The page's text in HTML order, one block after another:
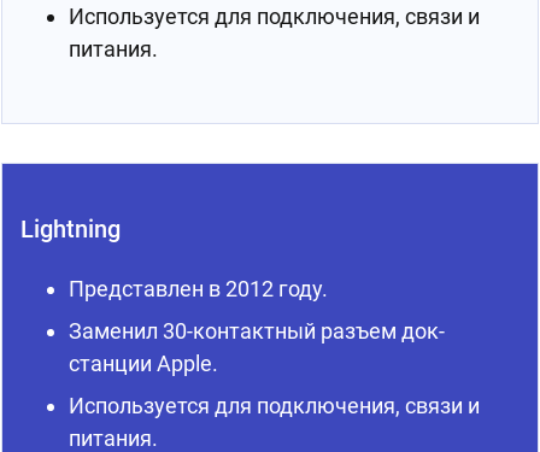
Используется для подключения, связи и
питания.
Lightning
Представлен в 2012 году.
Заменил 30-контактный разъем док-
станции Apple.
Используется для подключения, связи и
питания.